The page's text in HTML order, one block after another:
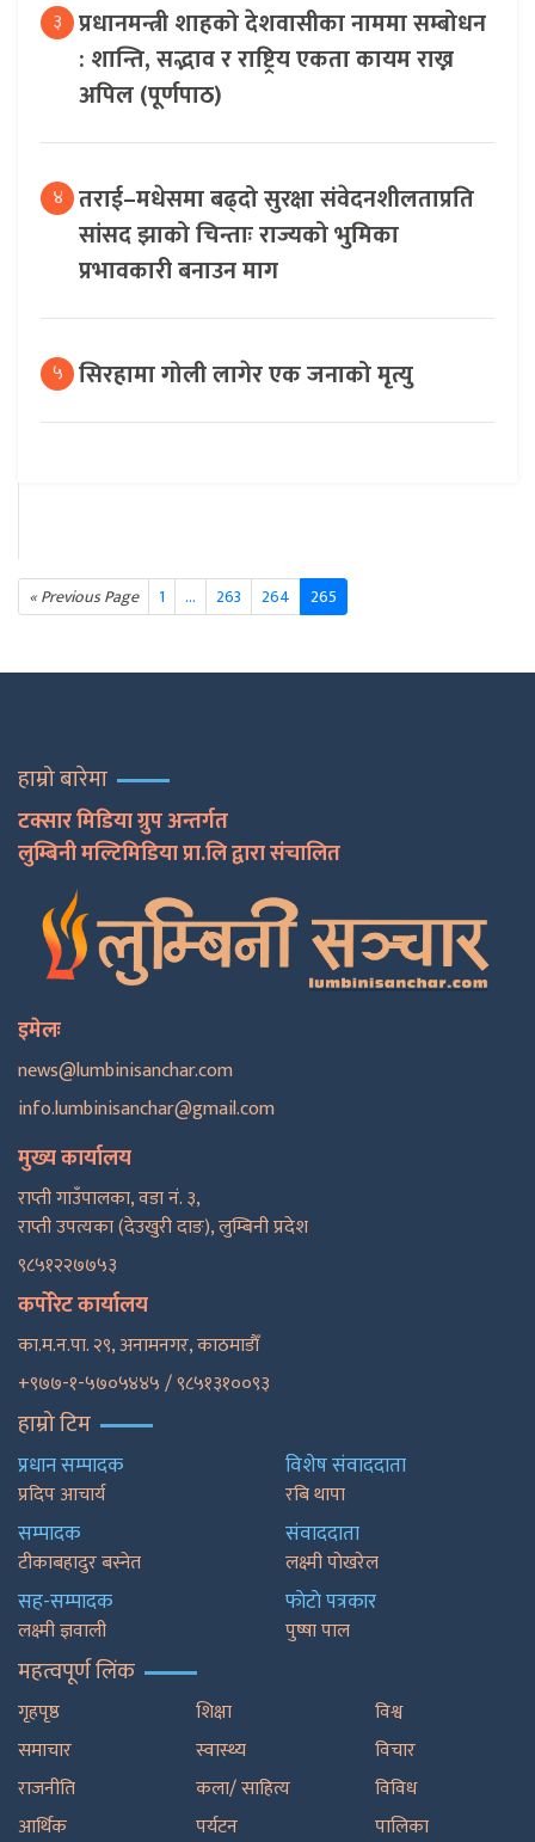
३ प्रधानमन्त्री शाहको देशवासीका नाममा सम्बोधन
: शान्ति, सद्भाव र राष्ट्रिय एकता कायम राख्न
अपिल (पूर्णपाठ)
४ तराई–मधेसमा बढ्दो सुरक्षा संवेदनशीलताप्रति
सांसद झाको चिन्ताः राज्यको भुमिका
प्रभावकारी बनाउन माग
५ सिरहामा गोली लागेर एक जनाको मृत्यु
« Previous Page 1 … 263 264 265
हाम्रो बारेमा
टक्सार मिडिया ग्रुप अन्तर्गत
लुम्बिनी मल्टिमिडिया प्रा.लि द्वारा संचालित
इमेलः
news@lumbinisanchar.com
info.lumbinisanchar@gmail.com
मुख्य कार्यालय
राप्ती गाउँपालका, वडा नं. ३,
राप्ती उपत्यका (देउखुरी दाङ), लुम्बिनी प्रदेश
९८५१२२७७५३
कर्पोरेट कार्यालय
का.म.न.पा. २९, अनामनगर, काठमाडाैँ
+९७७-१-५७०५४४५ / ९८५१३१००९३
हाम्रो टिम
प्रधान सम्पादक
प्रदिप आचार्य
सम्पादक
टीकाबहादुर बस्नेत
सह-सम्पादक
लक्ष्मी ज्ञवाली
विशेष संवाददाता
रबि थापा
संवाददाता
लक्ष्मी पोखरेल
फाेटाे पत्रकार
पुष्षा पाल
महत्वपूर्ण लिंक
गृहपृष्ठ
समाचार
राजनीति
आर्थिक
शिक्षा
स्वास्थ्य
कला/ साहित्य
पर्यटन
विश्व
विचार
विविध
पालिका